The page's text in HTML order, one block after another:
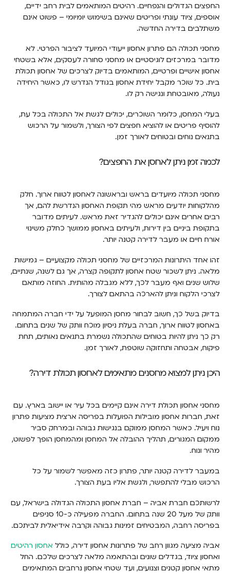
החפצים הגדולים והנפחיים. רהיטים המותאמים לבית רחב ידיים,
אוספים, ציוד עונתי ופריטים שאינם בשימוש יומיומי – פשוט אינם
משתלבים בדירה החדשה.
מחסני תכולה הם פתרון אחסון ייעודי המיועד לציבור הפרטי. לא
מדובר במרכזים לוגיסטיים או מחסני סחורה לעסקים, אלא בשטחי
אחסון אישיים ופרטיים, המותאמים בדיוק לצרכים של אחסון תכולת
בית. כל שוכר מקבל יחידת אחסון בגודל הנדרש לו, כאשר היחידה
נעולה, מאובטחת ונגישה רק לו.
בעלי המחסן, כלומר השוכרים, יכולים לגשת אל התכולה בכל עת,
להוסיף פריטים או להוציא חפצים לפי הצורך, ולשמור על הרכוש
בתנאים נוחים ובטוחים לאורך זמן.
לכמה זמן ניתן לאחסן את החפצים?
מחסני תכולה מיועדים בראש ובראשונה לאחסון לטווח ארוך. חלק
מהלקוחות יודעים מראש מהי תקופת האחסון הנדרשת להם, אך
רבים אחרים אינם יכולים להגדיר זאת מראש. לעיתים מדובר
בתקופת ביניים בין דירות, ולעיתים באחסון ממושך כחלק משינוי
אורח חיים או מעבר לדירה קטנה יותר.
זהו אחד היתרונות המרכזיים של מחסני תכולה מקצועיים – גמישות
מלאה. ניתן לשכור שטח אחסון לתקופה קצרה, אך גם לשנה, שנתיים,
שלוש שנים ואף מעבר לכך, ללא מגבלה מהותית. החוזה מותאם
לצרכי הלקוח וניתן להארכה בהתאם לצורך.
בדיוק בשל כך, חשוב לבחור מחסן המופעל על ידי חברה המתמחה
באחסון לטווח ארוך, חברה בעלת ניסיון מוכח וותק של שנים בתחום.
רק כך ניתן להיות בטוחים שהתכולה נשמרת בתנאים נאותים, תחת
פיקוח, אבטחה ותחזוקה שוטפת, לאורך זמן.
היכן ניתן למצוא מחסנים מתאימים לאחסון תכולת דירה?
מחסני אחסון תכולת דירה אינם קיימים בכל עיר או יישוב בארץ. עם
זאת, חברות אחסון מובילות הפועלות בפריסה ארצית מציעות פתרון
נוח ויעיל. כאשר המחסן ממוקם בנגישות גבוהה ובמרחק סביר
ממקום המגורים, תהליך ההובלה אל המחסן ומהמחסן הופך לפשוט,
מהיר ונוח.
במעבר לדירה קטנה יותר, פתרון כזה מאפשר לשמור על כל
הרכוש מבלי להתפשר, ולגשת אליו בעת הצורך.
לרשותכם חברת אביה – חברת אחסון התכולה הגדולה בישראל, עם
וותק של מעל 20 שנה בתחום. החברה מפעילה כ-10 סניפים
בפריסה רחבה, המבטיחים זמינות גבוהה וקרבה אידיאלית לביתכם.
אביה מציעה מגוון רחב של פתרונות אחסון דירה, כולל אחסון רהיטים
ואחסון ציוד, בגדלים שונים ובהתאמה מלאה לצרכים שלכם. החל
מתאי אחסון קטנים וצנועים, ועד שטחי אחסון נרחבים המתאימים